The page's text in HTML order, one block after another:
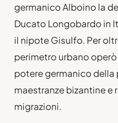
germanico Alboino la
Ducato Longobardo in
il nipote Gisulfo. Per
perimetro urbano
potere germanico della
maestranze bizantine e
migrazioni.